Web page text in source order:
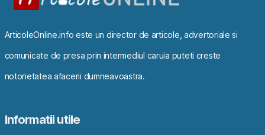
ArticoleOnline.info este un director de articole, advertoriale si
comunicate de presa prin intermediul caruia puteti creste
notorietatea afacerii dumneavoastra.
Informatii utile